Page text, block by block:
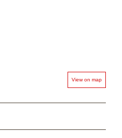
View on map